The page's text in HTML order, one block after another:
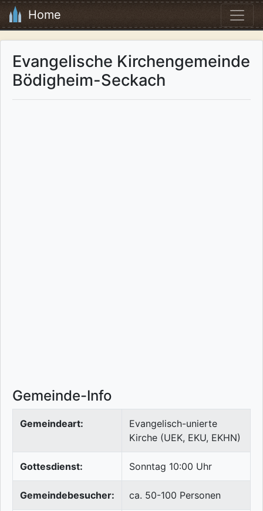
Home
Evangelische Kirchengemeinde
Bödigheim-Seckach
Gemeinde-Info
Gemeindeart:
Evangelisch-unierte
Kirche (UEK, EKU, EKHN)
Gottesdienst: Sonntag 10:00 Uhr
Gemeindebesucher: ca. 50-100 Personen